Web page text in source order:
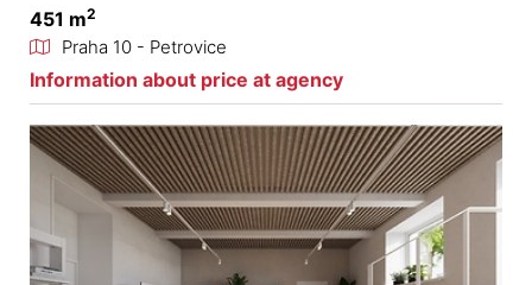
451 m2
Praha 10 - Petrovice
Information about price at agency